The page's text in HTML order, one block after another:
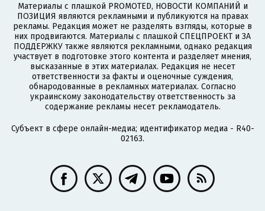
Материалы с плашкой PROMOTED, НОВОСТИ КОМПАНИЙ и
ПОЗИЦИЯ являются рекламными и публикуются на правах
рекламы. Редакция может не разделять взгляды, которые в
них продвигаются. Материалы с плашкой СПЕЦПРОЕКТ и ЗА
ПОДДЕРЖКУ также являются рекламными, однако редакция
участвует в подготовке этого контента и разделяет мнения,
высказанные в этих материалах. Редакция не несет
ответственности за факты и оценочные суждения,
обнародованные в рекламных материалах. Согласно
украинскому законодательству ответственность за
содержание рекламы несет рекламодатель.
Субъект в сфере онлайн-медиа; идентификатор медиа - R40-
02163.